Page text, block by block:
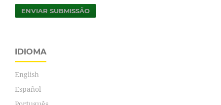
ENVIAR SUBMISSÃO
IDIOMA
English
Español